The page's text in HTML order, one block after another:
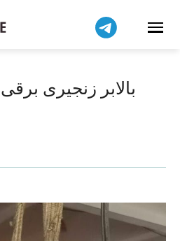
بالابر زنجیری